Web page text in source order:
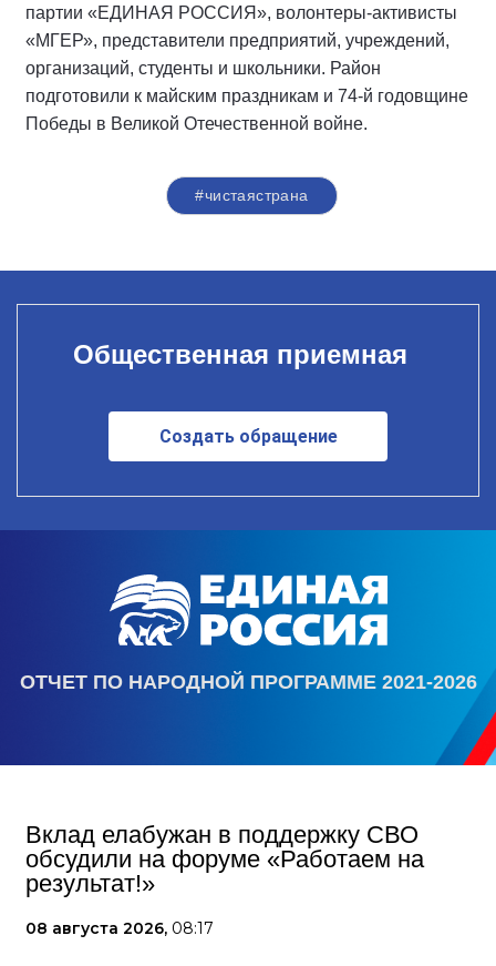
партии «ЕДИНАЯ РОССИЯ», волонтеры-активисты
«МГЕР», представители предприятий, учреждений,
организаций, студенты и школьники. Район
подготовили к майским праздникам и 74-й годовщине
Победы в Великой Отечественной войне.
#чистаястрана
Общественная приемная
Создать обращение
ОТЧЕТ ПО НАРОДНОЙ ПРОГРАММЕ 2021-2026
Вклад елабужан в поддержку СВО
обсудили на форуме «Работаем на
результат!»
08 августа 2026, 08:17